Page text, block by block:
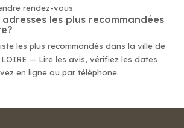
rendez-vous.
les plus recommandées
les plus recommandés dans la ville de
LOIRE — Lire les avis, vérifiez les dates
en ligne ou par téléphone.